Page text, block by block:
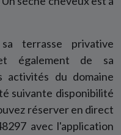
saterrasse privative
également de sa
activités du domaine
suivante disponibilité
réserver en direct
avec l'application